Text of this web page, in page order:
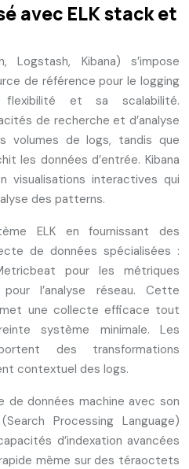
avec ELK stack et
Logstash, Kibana) s’impose
de référence pour le logging
et sa scalabilité.
de recherche et d’analyse
volumes de logs, tandis que
les données d’entrée. Kibana
visualisations interactives qui
des patterns.
ELK en fournissant des
de données spécialisées :
pour les métriques
l’analyse réseau. Cette
une collecte efficace tout
système minimale. Les
des transformations
contextuel des logs.
de données machine avec son
Processing Language)
d’indexation avancées
même sur des téraoctets